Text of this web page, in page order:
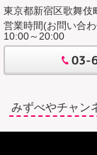
東京都新宿区歌舞伎
営業時間(お問い合
10:00～20:00
03-
みずべやチャン